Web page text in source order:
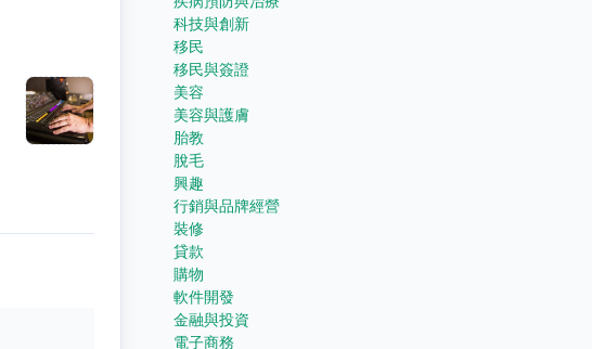
科技與創新
移民
移民與簽證
美容
美容與護膚
胎教
脫毛
興趣
行銷與品牌經營
裝修
貸款
購物
軟件開發
金融與投資
電子商務